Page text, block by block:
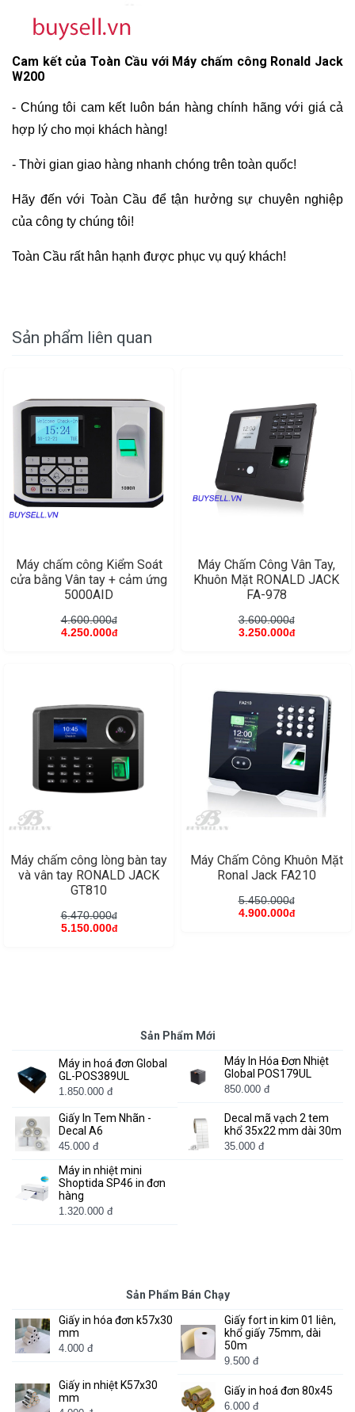
Sản Phẩm Mới
Máy in hoá đơn Global
GL-POS389UL
1.850.000 đ
Máy In Hóa Đơn Nhiệt
Global POS179UL
850.000 đ
Giấy In Tem Nhãn -
Decal A6
45.000 đ
Decal mã vạch 2 tem
khổ 35x22 mm dài 30m
35.000 đ
Máy in nhiệt mini
Shoptida SP46 in đơn
hàng
1.320.000 đ
Sản Phẩm Bán Chạy
Giấy in hóa đơn k57x30
mm
4.000 đ
Giấy fort in kim 01 liên,
khổ giấy 75mm, dài
50m
9.500 đ
Giấy in nhiệt K57x30
mm
Giấy in hoá đơn 80x45
6.000 đ
Cam kết của Toàn Cầu với Máy chấm công Ronald Jack
W200
- Chúng tôi cam kết luôn bán hàng chính hãng với giá cả
hợp lý cho mọi khách hàng!
- Thời gian giao hàng nhanh chóng trên toàn quốc!
Hãy đến với Toàn Cầu để tận hưởng sự chuyên nghiệp
của công ty chúng tôi!
Toàn Cầu rất hân hạnh được phục vụ quý khách!
Sản phẩm liên quan
Máy chấm công Kiểm Soát
cửa bằng Vân tay + cảm ứng
5000AID
4.600.000đ
4.250.000đ
Máy Chấm Công Vân Tay,
Khuôn Mặt RONALD JACK
FA-978
3.600.000đ
3.250.000đ
Máy chấm công lòng bàn tay
và vân tay RONALD JACK
GT810
6.470.000đ
5.150.000đ
Máy Chấm Công Khuôn Mặt
Ronal Jack FA210
5.450.000đ
4.900.000đ